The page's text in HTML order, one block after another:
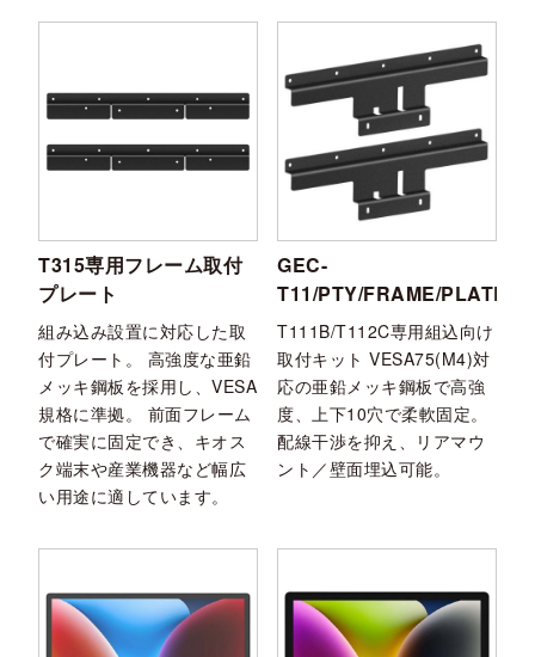
T315専用フレーム取付
プレート
組み込み設置に対応した取
付プレート。 高強度な亜鉛
メッキ鋼板を採用し、VESA
規格に準拠。 前面フレーム
で確実に固定でき、キオス
ク端末や産業機器など幅広
い用途に適しています。
GEC-
T11/PTY/FRAME/PLATE
T111B/T112C専用組込向け
取付キット VESA75(M4)対
応の亜鉛メッキ鋼板で高強
度、上下10穴で柔軟固定。
配線干渉を抑え、リアマウ
ント／壁面埋込可能。